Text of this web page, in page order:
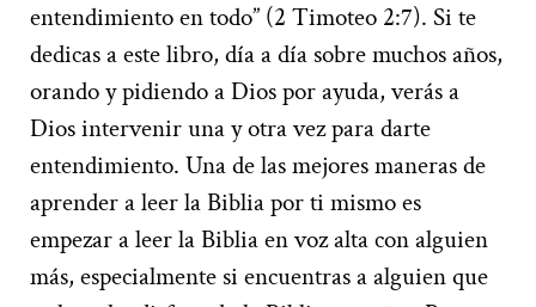
entendimiento en todo” (2 Timoteo 2:7). Si te
dedicas a este libro, día a día sobre muchos años,
orando y pidiendo a Dios por ayuda, verás a
Dios intervenir una y otra vez para darte
entendimiento. Una de las mejores maneras de
aprender a leer la Biblia por ti mismo es
empezar a leer la Biblia en voz alta con alguien
más, especialmente si encuentras a alguien que